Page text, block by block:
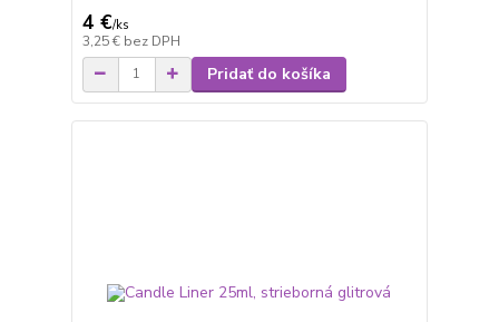
4 €/ks
3,25 € bez DPH
Pridať do košíka